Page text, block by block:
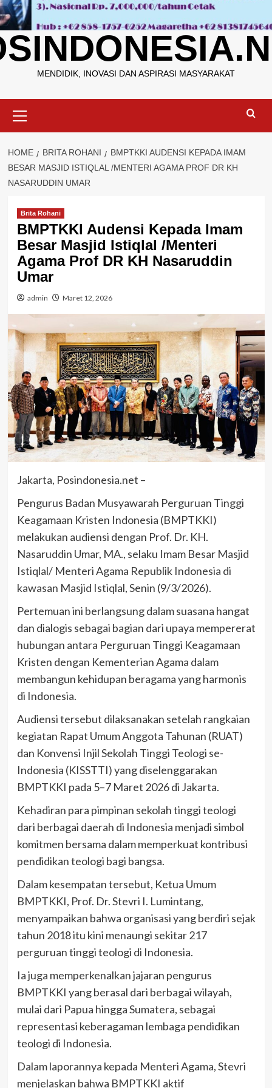
MENDIDIK, INOVASI DAN ASPIRASI MASYARAKAT
Menu
HOME BRITA ROHANI
BMPTKKI AUDENSI KEPADA IMAM
BESAR MASJID ISTIQLAL /MENTERI AGAMA PROF DR KH
NASARUDDIN UMAR
Brita Rohani
BMPTKKI Audensi Kepada Imam
Besar Masjid Istiqlal /Menteri
Agama Prof DR KH Nasaruddin
Umar
admin Maret 12, 2026
Jakarta, Posindonesia.net –
Pengurus Badan Musyawarah Perguruan Tinggi
Keagamaan Kristen Indonesia (BMPTKKI)
melakukan audiensi dengan Prof. Dr. KH.
Nasaruddin Umar, MA., selaku Imam Besar Masjid
Istiqlal/ Menteri Agama Republik Indonesia di
kawasan Masjid Istiqlal, Senin (9/3/2026).
Pertemuan ini berlangsung dalam suasana hangat
dan dialogis sebagai bagian dari upaya mempererat
hubungan antara Perguruan Tinggi Keagamaan
Kristen dengan Kementerian Agama dalam
membangun kehidupan beragama yang harmonis
di Indonesia.
Audiensi tersebut dilaksanakan setelah rangkaian
kegiatan Rapat Umum Anggota Tahunan (RUAT)
dan Konvensi Injil Sekolah Tinggi Teologi se-
Indonesia (KISSTTI) yang diselenggarakan
BMPTKKI pada 5–7 Maret 2026 di Jakarta.
Kehadiran para pimpinan sekolah tinggi teologi
dari berbagai daerah di Indonesia menjadi simbol
komitmen bersama dalam memperkuat kontribusi
pendidikan teologi bagi bangsa.
Dalam kesempatan tersebut, Ketua Umum
BMPTKKI, Prof. Dr. Stevri I. Lumintang,
menyampaikan bahwa organisasi yang berdiri sejak
tahun 2018 itu kini menaungi sekitar 217
perguruan tinggi teologi di Indonesia.
Ia juga memperkenalkan jajaran pengurus
BMPTKKI yang berasal dari berbagai wilayah,
mulai dari Papua hingga Sumatera, sebagai
representasi keberagaman lembaga pendidikan
teologi di Indonesia.
Dalam laporannya kepada Menteri Agama, Stevri
menjelaskan bahwa BMPTKKI aktif